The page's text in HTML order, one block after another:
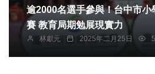
逾2000名選手參與！台中市小
賽 教育局期勉展現實力
林獻元 2025年二月25日